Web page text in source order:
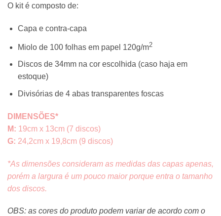
O kit é composto de:
Capa e contra-capa
Miolo de 100 folhas em papel 120g/m2
Discos de 34mm na cor escolhida (caso haja em
estoque)
Divisórias de 4 abas transparentes foscas
DIMENSÕES*
M: 19cm x 13cm (7 discos)
G: 24,2cm x 19,8cm (9 discos)
*As dimensões consideram as medidas das capas apenas,
porém a largura é um pouco maior porque entra o tamanho
dos discos.
OBS: as cores do produto podem variar de acordo com o